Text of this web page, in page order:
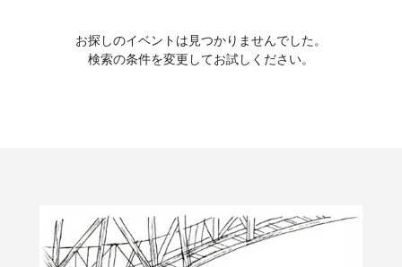
お探しのイベントは見つかりませんでした。
検索の条件を変更してお試しください。